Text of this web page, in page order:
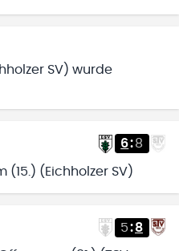
SV) wurde
6:8
(15.) (Eichholzer SV)
5:8